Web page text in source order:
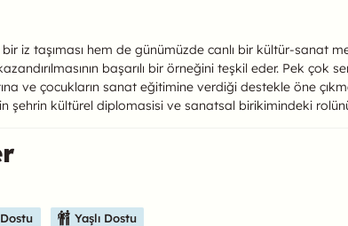
iz taşıması hem de günümüzde canlı bir kültür-sanat
başarılı bir örneğini teşkil eder. Pek
ve çocukların sanat eğitimine verdiği destekle öne
şehrin kültürel diplomasisi ve sanatsal birikimindeki
Yaşlı Dostu